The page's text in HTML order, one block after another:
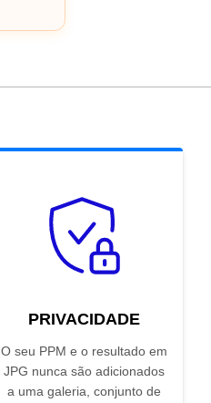
PRIVACIDADE
O seu PPM e o resultado em
JPG nunca são adicionados
a uma galeria, conjunto de